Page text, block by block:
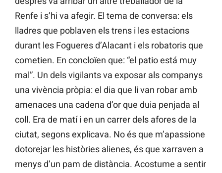
Renfe i s’hi va afegir. El tema de conversa: els
lladres que poblaven els trens i les estacions
durant les Fogueres d’Alacant i els robatoris que
cometien. En concloïen que: “el patio está muy
mal”. Un dels vigilants va exposar als companys
una vivència pròpia: el dia que li van robar amb
amenaces una cadena d’or que duia penjada al
coll. Era de matí i en un carrer dels afores de la
ciutat, segons explicava. No és que m’apassione
dotorejar les històries alienes, és que xarraven a
menys d’un pam de distància. Acostume a sentir